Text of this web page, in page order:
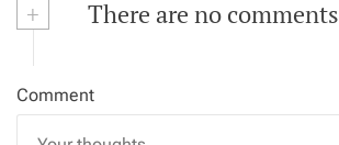
+ There are no comments
Comment